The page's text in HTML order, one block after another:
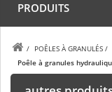
PRODUITS
/ POÊLES À GRANULÉS /
Poêle à granules